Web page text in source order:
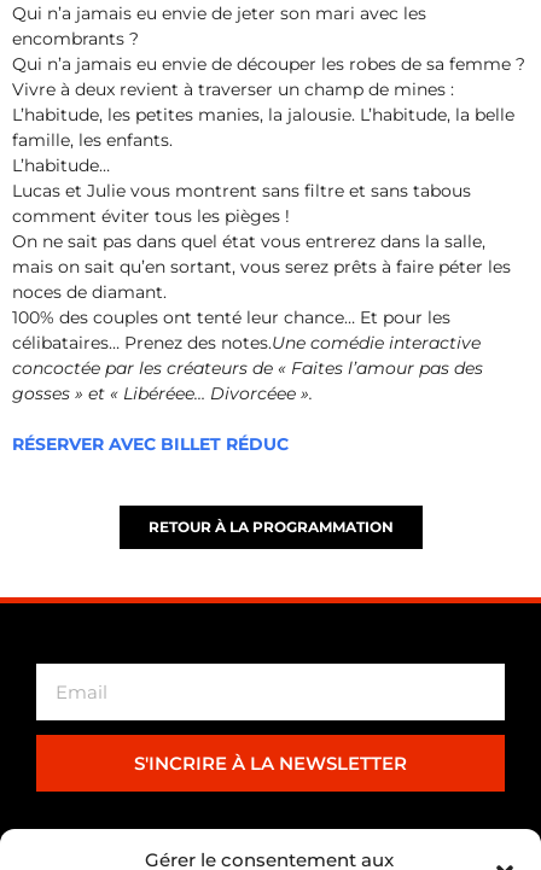
Gérer le consentement aux
Qui n’a jamais eu envie de jeter son mari avec les
encombrants ?
Qui n’a jamais eu envie de découper les robes de sa femme ?
Vivre à deux revient à traverser un champ de mines :
L’habitude, les petites manies, la jalousie. L’habitude, la belle
famille, les enfants.
L’habitude…
Lucas et Julie vous montrent sans filtre et sans tabous
comment éviter tous les pièges !
On ne sait pas dans quel état vous entrerez dans la salle,
mais on sait qu’en sortant, vous serez prêts à faire péter les
noces de diamant.
100% des couples ont tenté leur chance… Et pour les
célibataires… Prenez des notes.Une comédie interactive
concoctée par les créateurs de « Faites l’amour pas des
gosses » et « Libéréee… Divorcéee ».
RÉSERVER AVEC BILLET RÉDUC
RETOUR À LA PROGRAMMATION
S'INCRIRE À LA NEWSLETTER
PARTENARIAT